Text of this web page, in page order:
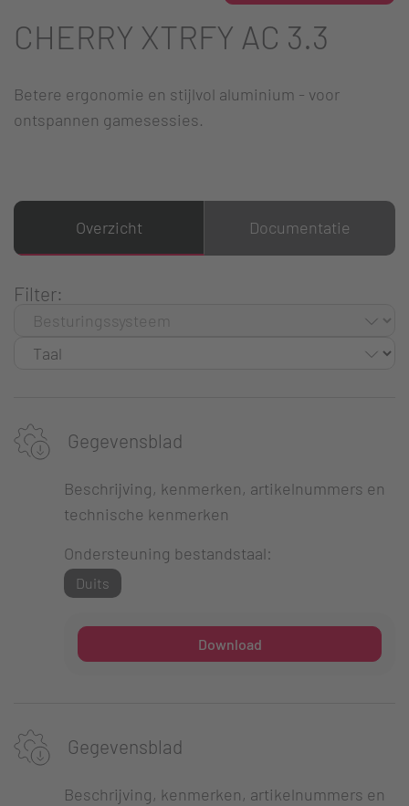
CHERRY XTRFY AC 3.3
Betere ergonomie en stijlvol aluminium - voor
ontspannen gamesessies.
Overzicht Documentatie
Filter:
Gegevensblad
Beschrijving, kenmerken, artikelnummers en
technische kenmerken
Ondersteuning bestandstaal:
Duits
Download
Gegevensblad
Beschrijving, kenmerken, artikelnummers en